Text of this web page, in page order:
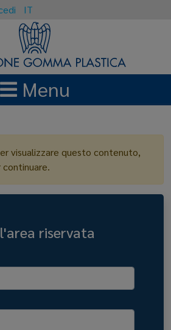
IT
Menu
visualizzare questo contenuto,
riservata